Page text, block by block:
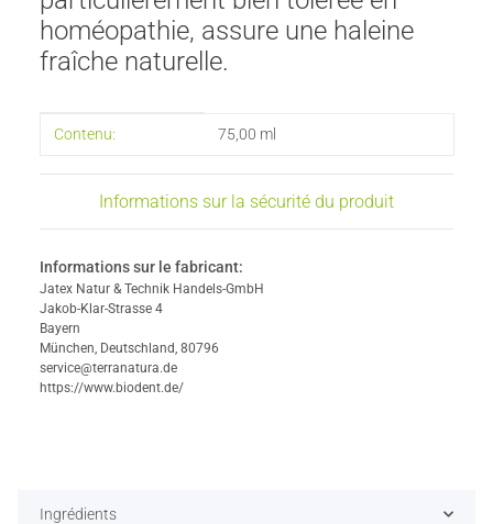
homéopathie, assure une haleine
fraîche naturelle.
#productDetails.itemInformation#
#productDetails.itemValue#
Contenu: 75,00 ml
Informations sur la sécurité du produit
Informations sur le fabricant:
Jatex Natur & Technik Handels-GmbH
Jakob-Klar-Strasse 4
Bayern
München, Deutschland, 80796
service@terranatura.de
https://www.biodent.de/
Ingrédients